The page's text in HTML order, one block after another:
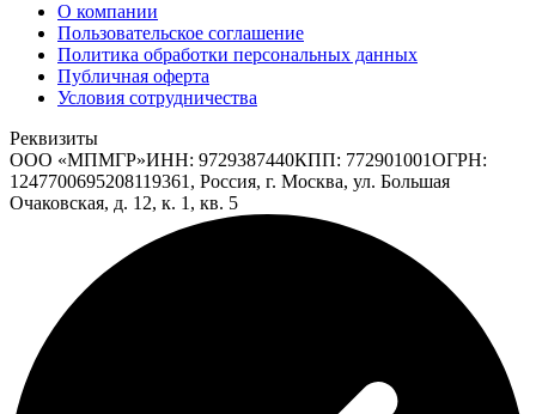
О компании
Пользовательское соглашение
Политика обработки персональных данных
Публичная оферта
Условия сотрудничества
Реквизиты
ООО «МПМГР»ИНН: 9729387440КПП: 772901001ОГРН:
1247700695208119361, Россия, г. Москва, ул. Большая
Очаковская, д. 12, к. 1, кв. 5